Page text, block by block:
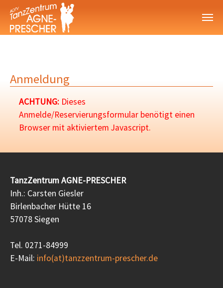
Anmeldung
ACHTUNG:Dieses
Anmelde/Reservierungsformular benötigt einen
Browser mit aktiviertem Javascript.
TanzZentrum AGNE-PRESCHER
Inh.: Carsten Giesler
Birlenbacher Hütte 16
57078 Siegen
Tel. 0271-84999
E-Mail: info(at)tanzzentrum-prescher.de